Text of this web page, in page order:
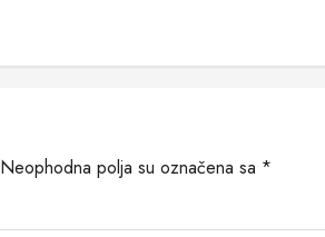
Neophodna polja su označena sa *